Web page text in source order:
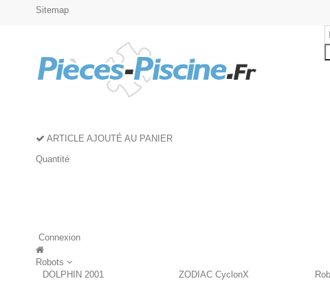
Sitemap
ARTICLE AJOUTÉ AU PANIER
Quantité
Connexion
Robots
DOLPHIN 2001
ZODIAC CyclonX